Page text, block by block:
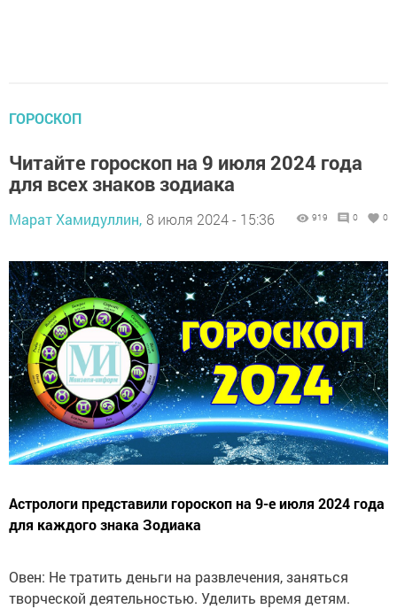
ГОРОСКОП
Читайте гороскоп на 9 июля 2024 года
для всех знаков зодиака
Марат Хамидуллин, 8 июля 2024 - 15:36 919 0 0
Астрологи представили гороскоп на 9-е июля 2024 года
для каждого знака Зодиака
Овен: Не тратить деньги на развлечения, заняться
творческой деятельностью. Уделить время детям.